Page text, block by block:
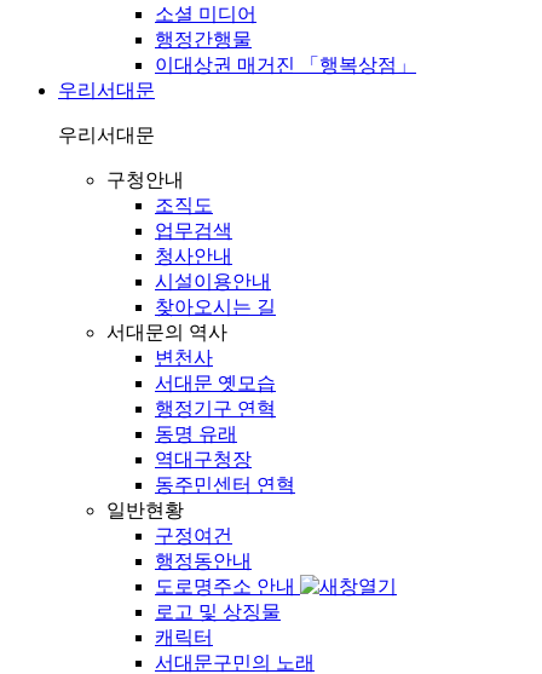
소셜 미디어
행정간행물
이대상권 매거진 「행복상점」
우리서대문
우리서대문
구청안내
조직도
업무검색
청사안내
시설이용안내
찾아오시는 길
서대문의 역사
변천사
서대문 옛모습
행정기구 연혁
동명 유래
역대구청장
동주민센터 연혁
일반현황
구정여건
행정동안내
도로명주소 안내
로고 및 상징물
캐릭터
서대문구민의 노래